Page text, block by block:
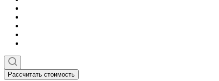
Рассчитать стоимость